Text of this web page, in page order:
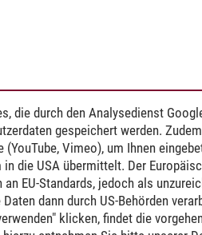
die durch den Analysedienst
gespeichert werden.
(YouTube, Vimeo), um Ihnen
in die USA übermittelt. Der
an EU-Standards, jedoch als
dann durch US-Behörden
klicken, findet die